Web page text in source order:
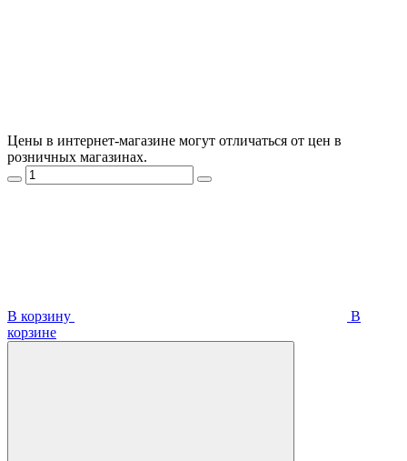
Цены в интернет-магазине могут отличаться от цен в
розничных магазинах.
В корзину
В
корзинe